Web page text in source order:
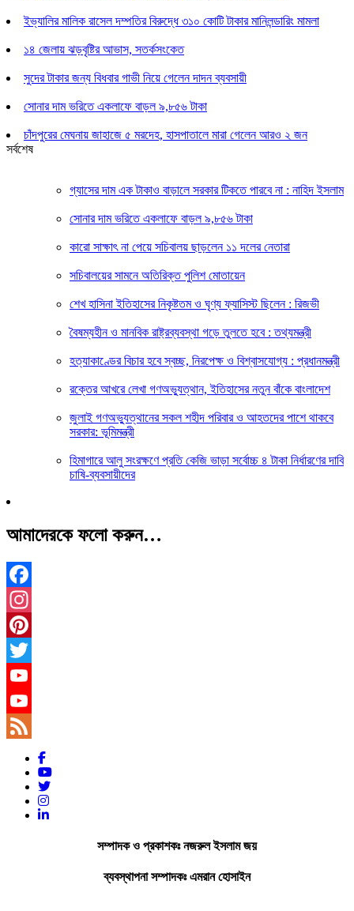
ইভ্যালির মালিক রাসেল দম্পতির বিরুদ্ধে ৩১০ কোটি টাকার মানিলন্ডারিং মামলা
১৪ জেলায় ঝড়বৃষ্টির আভাস, সতর্কসংকেত
সুদের টাকার জন্য বিধবার গাভী নিয়ে গেলেন দাদন ব্যবসায়ী
সোনার দাম ভরিতে একলাফে বাড়ল ৯,৮৫৬ টাকা
চাঁদপুরের মেঘনায় জাহাজে ৫ মরদেহ, হাসপাতালে মারা গেলেন আরও ২ জন
সর্বশেষ
গ্যাসের দাম এক টাকাও বাড়ালে সরকার টিকতে পারবে না : নাহিদ ইসলাম
সোনার দাম ভরিতে একলাফে বাড়ল ৯,৮৫৬ টাকা
কারো সাক্ষাৎ না পেয়ে সচিবালয় ছাড়লেন ১১ দলের নেতারা
সচিবালয়ের সামনে অতিরিক্ত পুলিশ মোতায়েন
শেখ হাসিনা ইতিহাসের নিকৃষ্টতম ও ঘৃণ্য ফ্যাসিস্ট ছিলেন : রিজভী
বৈষম্যহীন ও মানবিক রাষ্ট্রব্যবস্থা গড়ে তুলতে হবে : তথ্যমন্ত্রী
হত্যাকাণ্ডের বিচার হবে স্বচ্ছ, নিরপেক্ষ ও বিশ্বাসযোগ্য : প্রধানমন্ত্রী
রক্তের আখরে লেখা গণঅভ্যুত্থান, ইতিহাসের নতুন বাঁকে বাংলাদেশ
জুলাই গণঅভ্যুত্থানের সকল শহীদ পরিবার ও আহতদের পাশে থাকবে
সরকার: ভূমিমন্ত্রী
হিমাগারে আলু সংরক্ষণে প্রতি কেজি ভাড়া সর্বোচ্চ ৪ টাকা নির্ধারণের দাবি
চাষি-ব্যবসায়ীদের
আমাদেরকে ফলো করুন…
Facebook
Instagram
Pinterest
Twitter
YouTube
YouTube
Channel
সম্পাদক ও প্রকাশকঃ নজরুল ইসলাম জয়
ব্যবস্থাপনা সম্পাদকঃ এমরান হোসাইন